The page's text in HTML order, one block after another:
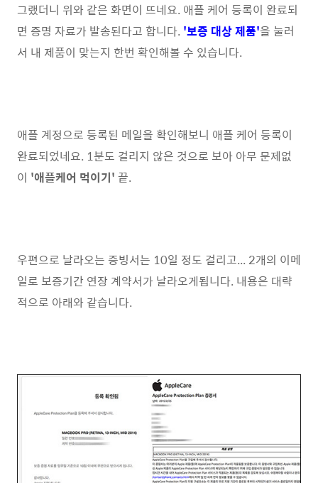
그랬더니 위와 같은 화면이 뜨네요. 애플 케어 등록이 완료되
면 증명 자료가 발송된다고 합니다. '보증 대상 제품'을 눌러
서 내 제품이 맞는지 한번 확인해볼 수 있습니다.
애플 계정으로 등록된 메일을 확인해보니 애플 케어 등록이
완료되었네요. 1분도 걸리지 않은 것으로 보아 아무 문제없
이 '애플케어 먹이기' 끝.
우편으로 날라오는 증빙서는 10일 정도 걸리고... 2개의 이메
일로 보증기간 연장 계약서가 날라오게됩니다. 내용은 대략
적으로 아래와 같습니다.